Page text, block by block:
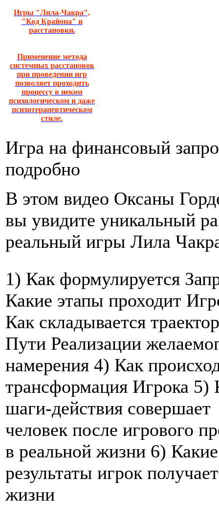
Игры "Лила-Чакра",
"Код Крайона" и
расстановки.
Применение метода
системных расстановок
при проведении игр
позволяет проходить
процессу в неком
психологическом и даже
психотерапевтическом
стиле.
Игра на финансовый
подробно
В этом видео Оксаны
вы увидите уникальный
реальный игры Лила
1) Как формулируется
Какие этапы проходит
Как складывается
Пути Реализации
намерения 4) Как
трансформация Игрока 5)
шаги-действия совершает
человек после игрового
в реальной жизни 6) Какие
результаты игрок
жизни